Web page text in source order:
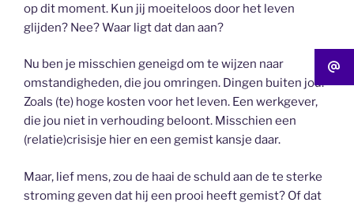
op dit moment. Kun jij moeiteloos door het leven
glijden? Nee? Waar ligt dat dan aan?
Nu ben je misschien geneigd om te wijzen naar
omstandigheden, die jou omringen. Dingen buiten jou.
Zoals (te) hoge kosten voor het leven. Een werkgever,
die jou niet in verhouding beloont. Misschien een
(relatie)crisisje hier en een gemist kansje daar.
Maar, lief mens, zou de haai de schuld aan de te sterke
stroming geven dat hij een prooi heeft gemist? Of dat